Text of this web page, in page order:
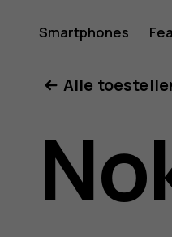
Smartphones
Alle